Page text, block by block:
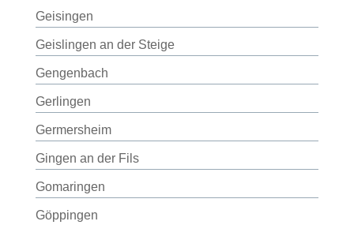
Geisingen
Geislingen an der Steige
Gengenbach
Gerlingen
Germersheim
Gingen an der Fils
Gomaringen
Göppingen